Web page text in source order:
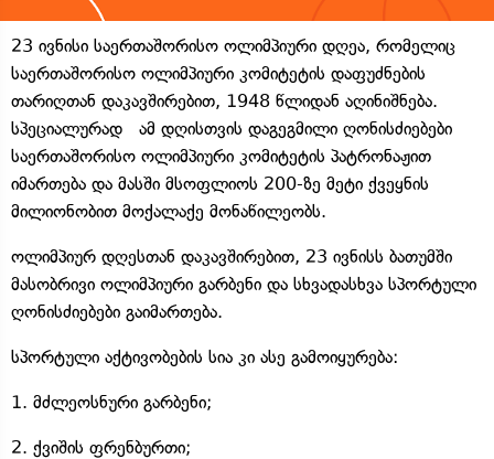
23 ივნისი საერთაშორისო ოლიმპიური დღეა, რომელიც
საერთაშორისო ოლიმპიური კომიტეტის დაფუძნების
თარიღთან დაკავშირებით, 1948 წლიდან აღინიშნება.
სპეციალურად ამ დღისთვის დაგეგმილი ღონისძიებები
საერთაშორისო ოლიმპიური კომიტეტის პატრონაჟით
იმართება და მასში მსოფლიოს 200-ზე მეტი ქვეყნის
მილიონობით მოქალაქე მონაწილეობს.
ოლიმპიურ დღესთან დაკავშირებით, 23 ივნისს ბათუმში
მასობრივი ოლიმპიური გარბენი და სხვადასხვა სპორტული
ღონისძიებები გაიმართება.
სპორტული აქტივობების სია კი ასე გამოიყურება:
1. მძლეოსნური გარბენი;
2. ქვიშის ფრენბურთი;